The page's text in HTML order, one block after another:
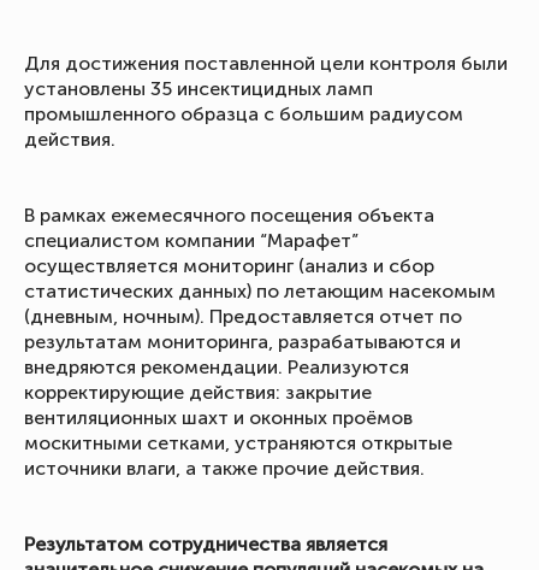
Для достижения поставленной цели контроля были
установлены 35 инсектицидных ламп
промышленного образца с большим радиусом
действия.
В рамках ежемесячного посещения объекта
специалистом компании “Марафет”
осуществляется мониторинг (анализ и сбор
статистических данных) по летающим насекомым
(дневным, ночным). Предоставляется отчет по
результатам мониторинга, разрабатываются и
внедряются рекомендации. Реализуются
корректирующие действия: закрытие
вентиляционных шахт и оконных проёмов
москитными сетками, устраняются открытые
источники влаги, а также прочие действия.
Результатом сотрудничества является